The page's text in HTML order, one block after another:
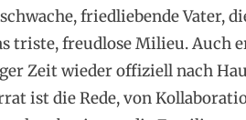
friedliebende Vater,
triste, freudlose Milieu. Auch
Zeit wieder offiziell nach
ist die Rede, von